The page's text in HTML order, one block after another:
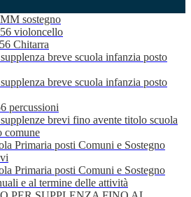
sostegno
violoncello
Chitarra
breve scuola infanzia posto
breve scuola infanzia posto
percussioni
brevi fino avente titolo scuola
comune
Primaria posti Comuni e Sostegno
Primaria posti Comuni e Sostegno
e al termine delle attività